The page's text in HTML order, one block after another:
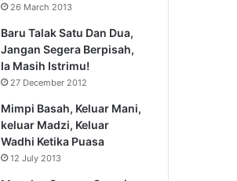
26 March 2013
Baru Talak Satu Dan Dua,
Jangan Segera Berpisah,
Ia Masih Istrimu!
27 December 2012
Mimpi Basah, Keluar Mani,
keluar Madzi, Keluar
Wadhi Ketika Puasa
12 July 2013